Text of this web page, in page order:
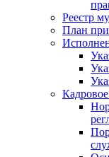
Реестр
План